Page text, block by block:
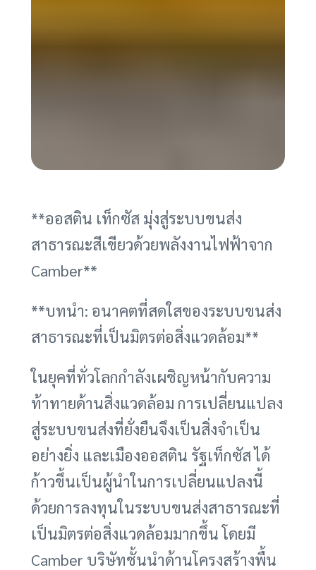
**ออสติน เท็กซัส มุ่งสู่ระบบขนส่ง
สาธารณะสีเขียวด้วยพลังงานไฟฟ้าจาก
Camber**
**บทนำ: อนาคตที่สดใสของระบบขนส่ง
สาธารณะที่เป็นมิตรต่อสิ่งแวดล้อม**
ในยุคที่ทั่วโลกกำลังเผชิญหน้ากับความ
ท้าทายด้านสิ่งแวดล้อม การเปลี่ยนแปลง
สู่ระบบขนส่งที่ยั่งยืนจึงเป็นสิ่งจำเป็น
อย่างยิ่ง และเมืองออสติน รัฐเท็กซัส ได้
ก้าวขึ้นเป็นผู้นำในการเปลี่ยนแปลงนี้
ด้วยการลงทุนในระบบขนส่งสาธารณะที่
เป็นมิตรต่อสิ่งแวดล้อมมากขึ้น โดยมี
Camber บริษัทชั้นนำด้านโครงสร้างพื้น